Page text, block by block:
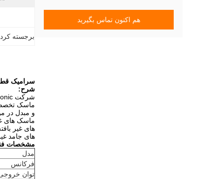
هم اکنون تماس بگیرید
برجسته
سرامیک قطر 38 میلی متر قطر جوشکاری اولتراسوند 20 کیلو هرتز برای ساخت
شرح:
ماسک تخصص
و مبدل در
ماسک های
های غیر
های جامد
مشخصات
مدل
فرکانس
توان